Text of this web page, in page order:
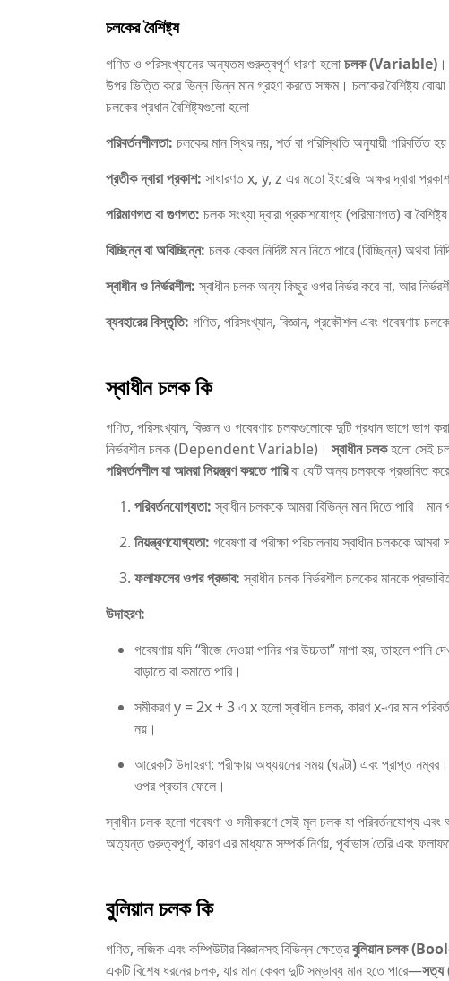
চলকের বৈশিষ্ট্য
গণিত ও পরিসংখ্যানের অন্যতম গুরুত্বপূর্ণ ধারণা হলোচলক (Variable)
উপর ভিত্তি করে ভিন্ন ভিন্ন মান গ্রহণ করতে সক্ষম। চলকের বৈশিষ্ট্য বোঝা
চলকের প্রধান বৈশিষ্ট্যগুলো হলো
পরিবর্তনশীলতা: চলকের মান স্থির নয়, শর্ত বা পরিস্থিতি অনুযায়ী পরিবর্তিত
প্রতীক দ্বারা প্রকাশ: সাধারণত x, y, z এর মতো ইংরেজি অক্ষর দ্বারা
পরিমাণগত বা গুণগত: চলক সংখ্যা দ্বারা প্রকাশযোগ্য (পরিমাণগত) বা
বিচ্ছিন্ন বা অবিচ্ছিন্ন: চলক কেবল নির্দিষ্ট মান নিতে পারে (বিচ্ছিন্ন) অথবা
স্বাধীন ও নির্ভরশীল:স্বাধীন চলক অন্য কিছুর ওপর নির্ভর করে না, আর
ব্যবহারের বিস্তৃতি: গণিত, পরিসংখ্যান, বিজ্ঞান, প্রকৌশল এবং গবেষণায়
স্বাধীন চলক কি
গণিত, পরিসংখ্যান, বিজ্ঞান ও গবেষণায় চলকগুলোকে দুটি প্রধান
নির্ভরশীল চলক (Dependent Variable)।স্বাধীন চলকহলো সেই
পরিবর্তনশীল যা আমরা নিয়ন্ত্রণ করতে পারিবা যেটি অন্য চলককে প্রভাবিত
পরিবর্তনযোগ্যতা:স্বাধীন চলককে আমরা বিভিন্ন মান দিতে পারি। মান
নিয়ন্ত্রণযোগ্যতা: গবেষণা বা পরীক্ষা পরিচালনায় স্বাধীন চলককে আমরা
ফলাফলের ওপর প্রভাব:স্বাধীন চলক নির্ভরশীল চলকের মানকে
উদাহরণ:
গবেষণায় যদি “বীজে দেওয়া পানির পর উচ্চতা” মাপা হয়, তাহলে পানি
বাড়াতে বা কমাতে পারি।
সমীকরণ y = 2x + 3 এ x হলো স্বাধীন চলক, কারণ x-এর মান
নয়।
আরেকটি উদাহরণ: পরীক্ষায় অধ্যয়নের সময় (ঘণ্টা) এবং প্রাপ্ত
ওপর প্রভাব ফেলে।
স্বাধীন চলক হলো গবেষণা ও সমীকরণে সেই মূল চলক যা পরিবর্তনযোগ্য
অত্যন্ত গুরুত্বপূর্ণ, কারণ এর মাধ্যমে সম্পর্ক নির্ণয়, পূর্বাভাস তৈরি এবং
বুলিয়ান চলক কি
গণিত, লজিক এবং কম্পিউটার বিজ্ঞানসহ বিভিন্ন ক্ষেত্রেবুলিয়ান চলক
একটি বিশেষ ধরনের চলক, যার মান কেবল দুটি সম্ভাব্য মান হতে পারে—